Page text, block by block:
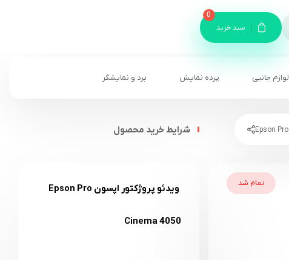
سبد خرید
0
لوازم جانبی پرده نمایش برد و نمایشگر
تمام شد
شرایط خرید محصول
ویدئو پروژکتور اپسون Epson Pro
Cinema 4050